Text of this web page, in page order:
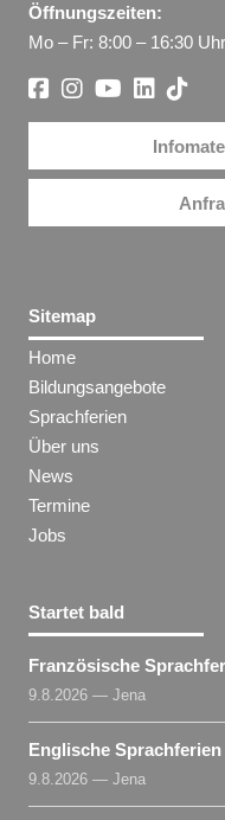
Öffnungszeiten:
Mo – Fr: 8:00 – 16:30 Uhr
Sitemap
Home
Bildungsangebote
Sprachferien
Über uns
News
Termine
Jobs
Startet bald
Französische
9.8.2026 — Jena
Englische
9.8.2026 — Jena